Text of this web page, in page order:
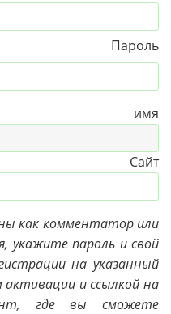
Пароль
имя
Сайт
как комментатор или
укажите пароль и свой
на указанный
активации и ссылкой на
где вы сможете